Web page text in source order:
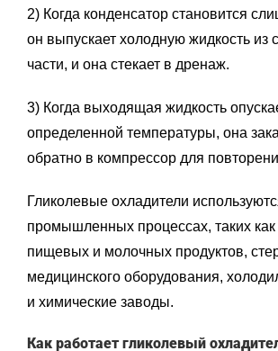
2) Когда конденсатор становится
он выпускает холодную жидкость из
части, и она стекает в дренаж.
3) Когда выходящая жидкость
определенной температуры, она
обратно в компрессор для
Гликолевые охладители
промышленных процессах, таких как
пищевых и молочных продуктов,
медицинского оборудования,
и химические заводы.
Как работает гликолевый